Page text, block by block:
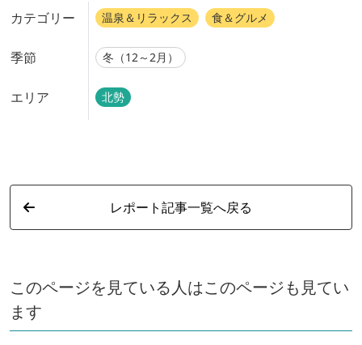
カテゴリー 温泉＆リラックス 食＆グルメ
季節 冬（12～2月）
エリア 北勢
レポート記事一覧へ戻る
このページを見ている人はこのページも見てい
ます